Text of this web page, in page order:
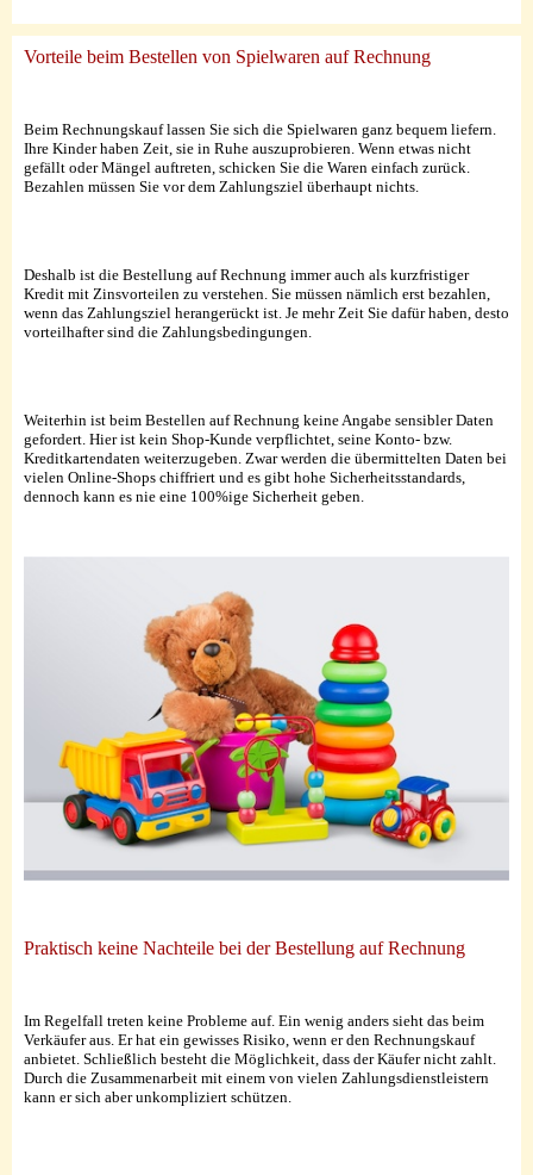
Vorteile beim Bestellen von Spielwaren auf Rechnung
Beim Rechnungskauf lassen Sie sich die Spielwaren ganz bequem liefern.
Ihre Kinder haben Zeit, sie in Ruhe auszuprobieren. Wenn etwas nicht
gefällt oder Mängel auftreten, schicken Sie die Waren einfach zurück.
Bezahlen müssen Sie vor dem Zahlungsziel überhaupt nichts.
Deshalb ist die Bestellung auf Rechnung immer auch als kurzfristiger
Kredit mit Zinsvorteilen zu verstehen. Sie müssen nämlich erst bezahlen,
wenn das Zahlungsziel herangerückt ist. Je mehr Zeit Sie dafür haben, desto
vorteilhafter sind die Zahlungsbedingungen.
Weiterhin ist beim Bestellen auf Rechnung keine Angabe sensibler Daten
gefordert. Hier ist kein Shop-Kunde verpflichtet, seine Konto- bzw.
Kreditkartendaten weiterzugeben. Zwar werden die übermittelten Daten bei
vielen Online-Shops chiffriert und es gibt hohe Sicherheitsstandards,
dennoch kann es nie eine 100%ige Sicherheit geben.
Praktisch keine Nachteile bei der Bestellung auf Rechnung
Im Regelfall treten keine Probleme auf. Ein wenig anders sieht das beim
Verkäufer aus. Er hat ein gewisses Risiko, wenn er den Rechnungskauf
anbietet. Schließlich besteht die Möglichkeit, dass der Käufer nicht zahlt.
Durch die Zusammenarbeit mit einem von vielen Zahlungsdienstleistern
kann er sich aber unkompliziert schützen.